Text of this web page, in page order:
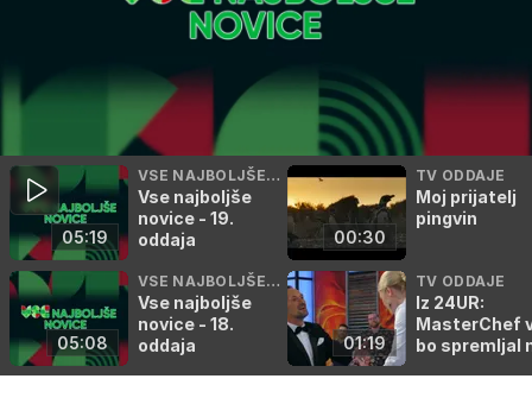
05:19
VSE NAJBOLJŠE N
OVICE
Vse najboljše
novice - 19.
oddaja
05:08
VSE NAJBOLJŠE N
OVICE
Vse najboljše
novice - 18.
oddaja
00:30
TV ODDAJE
Moj prijatelj
pingvin
01:19
TV ODDAJE
Iz 24UR:
MasterChef
bo spremljal